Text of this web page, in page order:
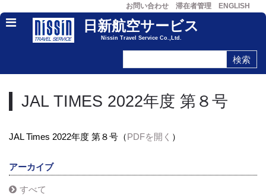
お問い合わせ 滞在者管理 ENGLISH
日新航空サービス
Nissin Travel Service Co.,Ltd.
JAL TIMES 2022年度 第８号
JAL Times 2022年度 第８号（PDFを開く ）
アーカイブ
すべて